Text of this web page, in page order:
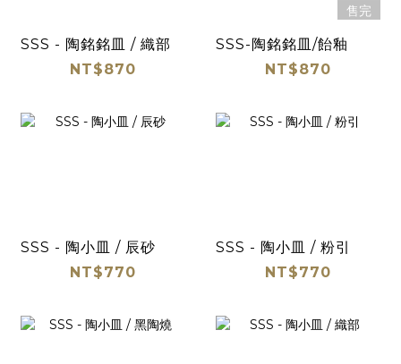
SSS - 陶銘銘皿 / 織部
NT$870
售完
SSS-陶銘銘皿/飴釉
NT$870
SSS - 陶小皿 / 辰砂
NT$770
SSS - 陶小皿 / 粉引
NT$770